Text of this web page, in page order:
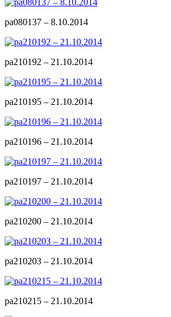
pa080137 – 8.10.2014
pa210192 – 21.10.2014
pa210195 – 21.10.2014
pa210196 – 21.10.2014
pa210197 – 21.10.2014
pa210200 – 21.10.2014
pa210203 – 21.10.2014
pa210215 – 21.10.2014